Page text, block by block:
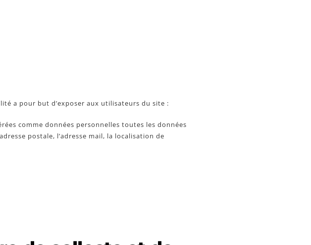
a pour but d’exposer aux utilisateurs du site :
comme données personnelles toutes les données
postale, l’adresse mail, la localisation de